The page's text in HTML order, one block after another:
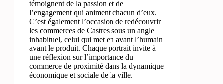
témoignent de la passion et de
l’engagement qui animent chacun d’eux.
C’est également l’occasion de redécouvrir
les commerces de Castres sous un angle
inhabituel, celui qui met en avant l’humain
avant le produit. Chaque portrait invite à
une réflexion sur l’importance du
commerce de proximité dans la dynamique
économique et sociale de la ville.